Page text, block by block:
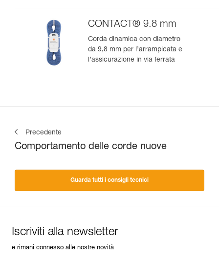
CONTACT® 9.8 mm
Corda dinamica con diametro
da 9,8 mm per l’arrampicata e
l’assicurazione in via ferrata
Precedente
Comportamento delle corde nuove
Guarda tutti i consigli tecnici
Iscriviti alla newsletter
e rimani connesso alle nostre novità